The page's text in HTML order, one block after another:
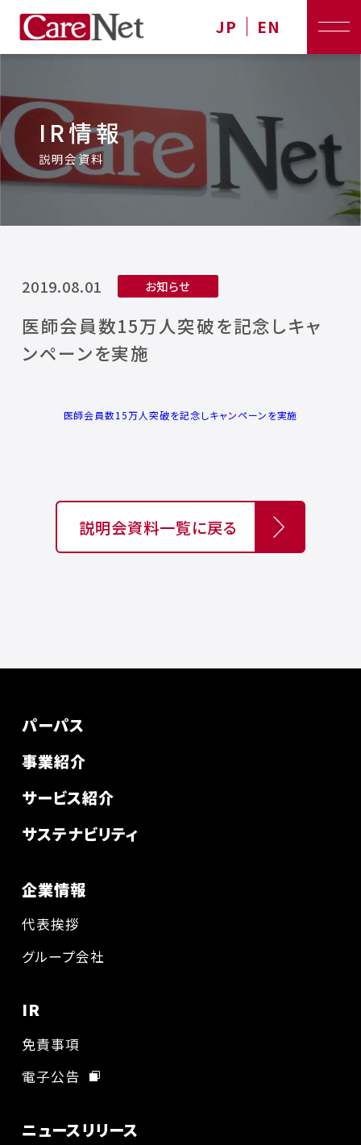
JP EN
IR情報
説明会資料
2019.08.01 お知らせ
医師会員数15万人突破を記念しキャ
ンペーンを実施
医師会員数15万人突破を記念しキャンペーンを実施
説明会資料一覧に戻る
パーパス
事業紹介
サービス紹介
サステナビリティ
企業情報
代表挨拶
グループ会社
IR
免責事項
電子公告
ニュースリリース